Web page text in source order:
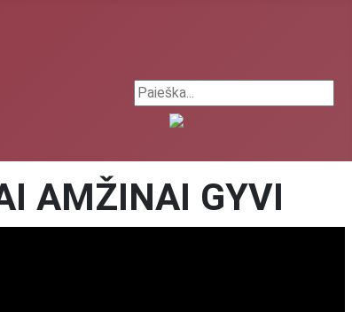
Search ...
AMŽINAI GYVI